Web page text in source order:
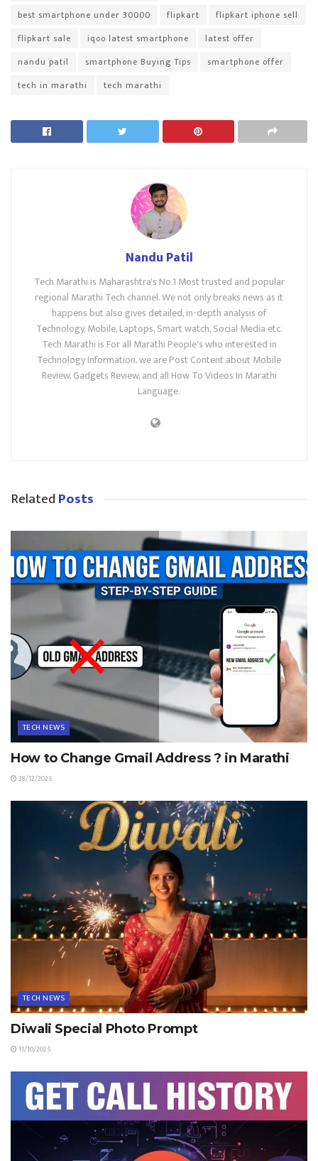
best smartphone under 30000 flipkart
flipkart iphone sell
flipkart sale
iqoo latest smartphone
latest offer
nandu patil
smartphone Buying Tips
smartphone offer
tech in marathi
tech marathi
Nandu Patil
Tech Marathi is Maharashtra's No.1 Most trusted and popular
regional Marathi Tech channel. We not only breaks news as it
happens but also gives detailed, in-depth analysis of
Technology, Mobile, Laptops, Smart watch, Social Media etc.
Tech Marathi is For all Marathi People's who interested in
Technology Information. we are Post Content about Mobile
Review, Gadgets Review, and all How To Videos In Marathi
Language.
RelatedPosts
TECH NEWS
How to Change Gmail Address ? in Marathi
28/12/2025
TECH NEWS
Diwali Special Photo Prompt
11/10/2025